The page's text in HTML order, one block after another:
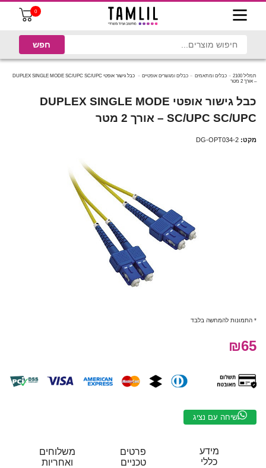
0
תמליל 2100 כבלים ומתאמים כבלים ומגשרים אופטיים
כבל גישור אופטי DUPLEX SINGLE MODE SC/UPC SC/UPC
– אורך 2 מטר
כבל גישור אופטי DUPLEX SINGLE MODE
SC/UPC SC/UPC – אורך 2 מטר
מקט: DG-OPT034-2
* התמונות להמחשה בלבד
₪65
שיחה עם נציג
מידע
כללי
פרטים
טכניים
משלוחים
ואחריות